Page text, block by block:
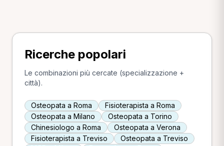
Ricerche popolari
Le combinazioni più cercate (specializzazione +
città).
Osteopata a Roma
Fisioterapista a Roma
Osteopata a Milano
Osteopata a Torino
Chinesiologo a Roma
Osteopata a Verona
Fisioterapista a Treviso
Osteopata a Treviso